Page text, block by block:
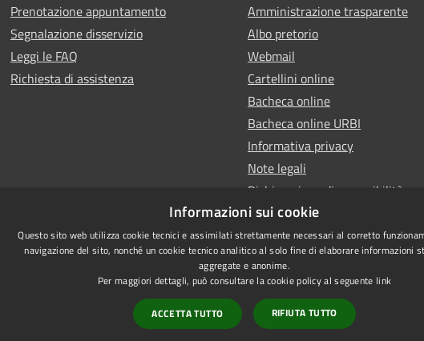
Prenotazione appuntamento
Segnalazione disservizio
Leggi le FAQ
Richiesta di assistenza
Amministrazione trasparente
Albo pretorio
Webmail
Cartellini online
Bacheca online
Bacheca online URBI
Informativa privacy
Note legali
Dichiarazione di accessibilità
Informazioni sui cookie
Questo sito web utilizza cookie tecnici e assimilati strettamente necessari al corretto
navigazione del sito, nonché un cookie tecnico analitico al solo fine di elaborare informazioni
aggregate e anonime.
Per maggiori dettagli, può consultare la cookie policy al seguente link
ACCETTA TUTTO RIFIUTA TUTTO